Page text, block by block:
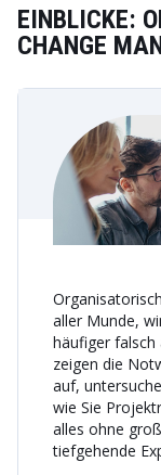
EINBLICKE:
CHANGE
aller Munde,
häufiger falsch
zeigen die
auf,
wie Sie
alles ohne
tiefgehende